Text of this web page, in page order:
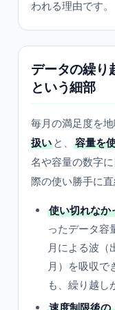
われる理由です。
データの繰り
という細部
毎月の満足度を地
扱い と、 容量を
名や容量の数字
際の使い勝手に直
使い切れなか
ったデータ容
月による波（
月）を吸収で
も、繰り越し